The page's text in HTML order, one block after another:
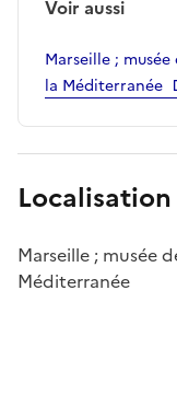
Voir aussi
Marseille ;
la Méditerranée
Localisation
Marseille ; musée
Méditerranée